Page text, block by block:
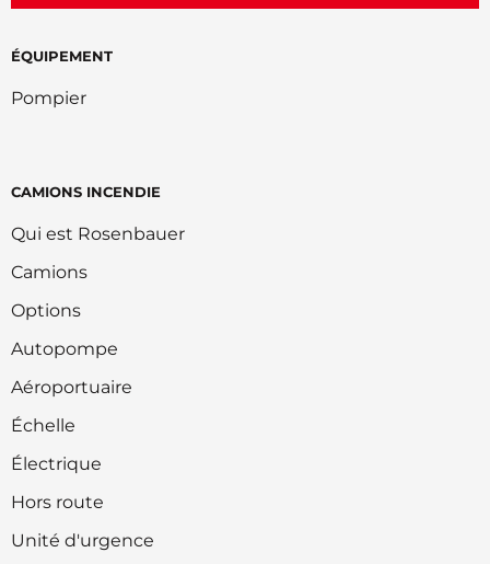
ÉQUIPEMENT
Pompier
CAMIONS INCENDIE
Qui est Rosenbauer
Camions
Options
Autopompe
Aéroportuaire
Échelle
Électrique
Hors route
Unité d'urgence